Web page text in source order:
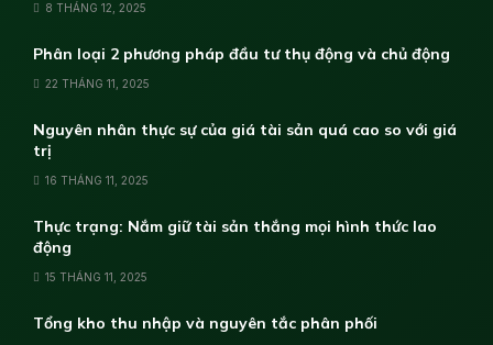
8 THÁNG 12, 2025
Phân loại 2 phương pháp đầu tư thụ động và chủ động
22 THÁNG 11, 2025
Nguyên nhân thực sự của giá tài sản quá cao so với giá
trị
16 THÁNG 11, 2025
Thực trạng: Nắm giữ tài sản thắng mọi hình thức lao
động
15 THÁNG 11, 2025
Tổng kho thu nhập và nguyên tắc phân phối